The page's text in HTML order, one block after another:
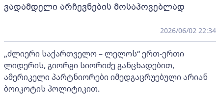
ვადამდელი არჩევნების მოსაპოვებლად
2026/06/02 22:34
„ძლიერი საქართველო – ლელოს“ ერთ-ერთი
ლიდერის, გიორგი სიორიძე განცხადებით,
ამერიკელი პარტნიორები იმედგაცრუებული არიან
ბოიკოტის პოლიტიკით.